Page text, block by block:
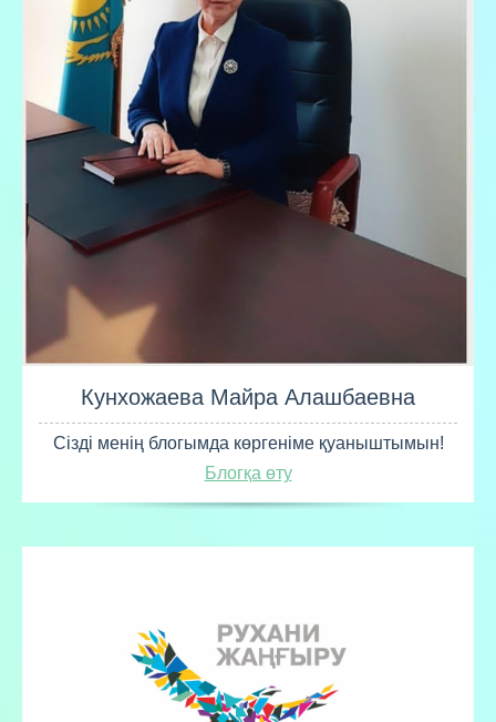
Кунхожаева Майра Алашбаевна
Сізді менің блогымда көргеніме қуаныштымын!
Блогқа өту